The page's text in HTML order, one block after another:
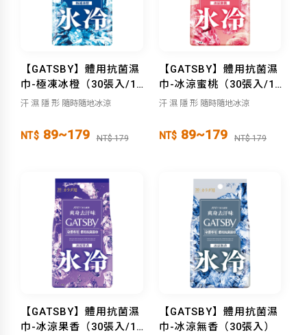
【GATSBY】體用抗菌濕
巾-極凍冰橙（30張入/10
張入）
汗 濕 隱 形 隨時隨地冰涼
NT$ 89~179 NT$ 179
【GATSBY】體用抗菌濕
巾-冰涼蜜桃（30張入/10
張入）
汗 濕 隱 形 隨時隨地冰涼
NT$ 89~179 NT$ 179
【GATSBY】體用抗菌濕
巾-冰涼果香（30張入/10
【GATSBY】體用抗菌濕
巾-冰涼無香（30張入）